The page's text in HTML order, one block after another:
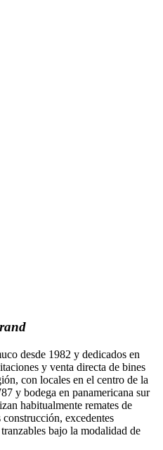
desde 1982 y dedicados en
y venta directa de bines
con locales en el centro de la
y bodega en panamericana sur
habitualmente remates de
excedentes
bajo la modalidad de